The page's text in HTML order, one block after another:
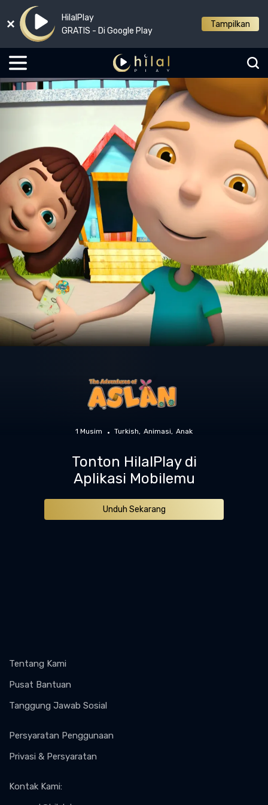
HilalPlay
GRATIS - Di Google Play
Tampilkan
1 Musim Turkish Animasi Anak
Tonton HilalPlay di
Aplikasi Mobilemu
Unduh Sekarang
Tentang Kami
Pusat Bantuan
Tanggung Jawab Sosial
Persyaratan Penggunaan
Privasi & Persyaratan
Kontak Kami: